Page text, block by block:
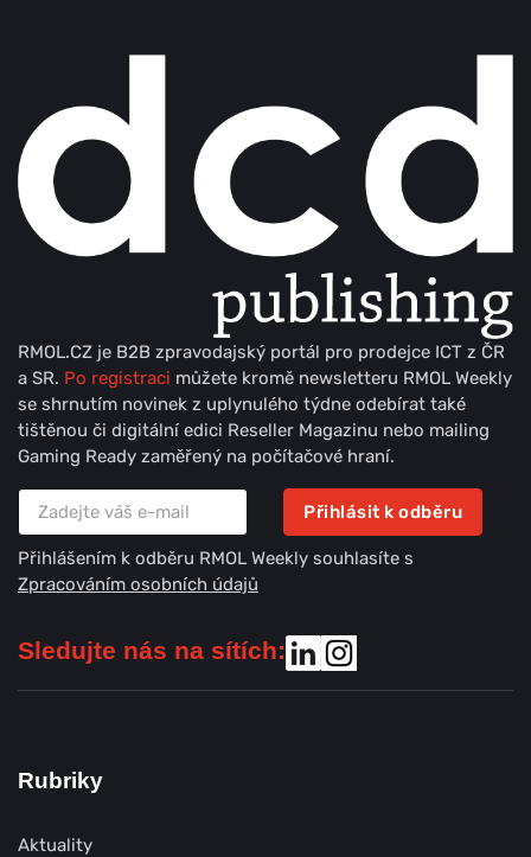
RMOL.CZ je B2B zpravodajský portál pro prodejce ICT z ČR
a SR. Po registraci můžete kromě newsletteru RMOL Weekly
se shrnutím novinek z uplynulého týdne odebírat také
tištěnou či digitální edici Reseller Magazinu nebo mailing
Gaming Ready zaměřený na počítačové hraní.
Přihlásit k odběru
Přihlášením k odběru RMOL Weekly souhlasíte s
Zpracováním osobních údajů
Sledujte nás na sítích:
Rubriky
Aktuality